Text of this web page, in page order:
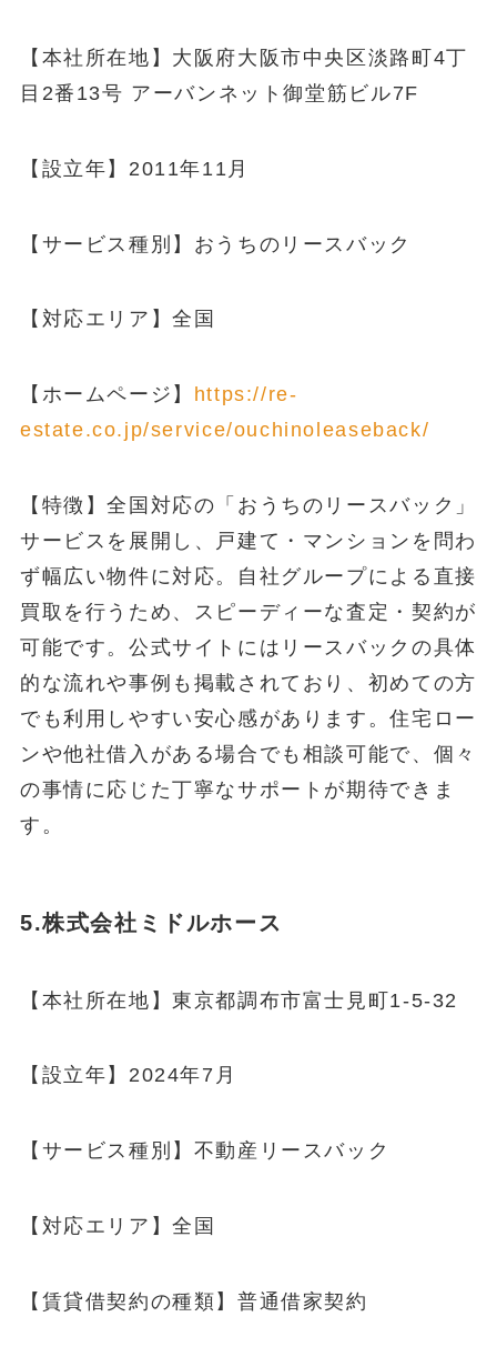
【本社所在地】大阪府大阪市中央区淡路町4丁
目2番13号 アーバンネット御堂筋ビル7F
【設立年】2011年11月
【サービス種別】おうちのリースバック
【対応エリア】全国
【ホームページ】
https://re-
estate.co.jp/service/ouchinoleaseback/
【特徴】全国対応の「おうちのリースバック」
サービスを展開し、戸建て・マンションを問わ
ず幅広い物件に対応。自社グループによる直接
買取を行うため、スピーディーな査定・契約が
可能です。公式サイトにはリースバックの具体
的な流れや事例も掲載されており、初めての方
でも利用しやすい安心感があります。住宅ロー
ンや他社借入がある場合でも相談可能で、個々
の事情に応じた丁寧なサポートが期待できま
す。
5.株式会社ミドルホース
【本社所在地】東京都調布市富士見町1-5-32
【設立年】2024年7月
【サービス種別】不動産リースバック
【対応エリア】全国
【賃貸借契約の種類】普通借家契約